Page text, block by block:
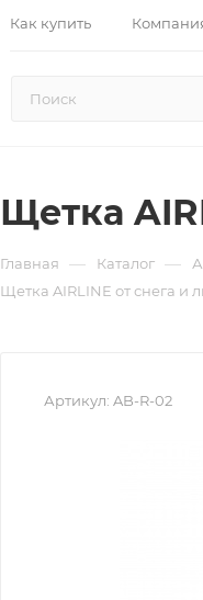
Как купить
Щетка
Главная — Каталог —
Щетка AIRLINE от снега и
Артикул: AB-R-02